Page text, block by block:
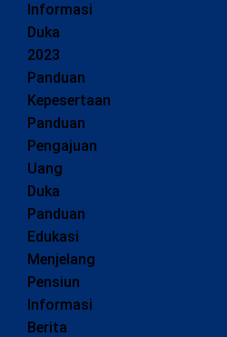
Informasi
Duka
2023
Panduan
Kepesertaan
Panduan
Pengajuan
Uang
Duka
Panduan
Edukasi
Menjelang
Pensiun
Informasi
Berita